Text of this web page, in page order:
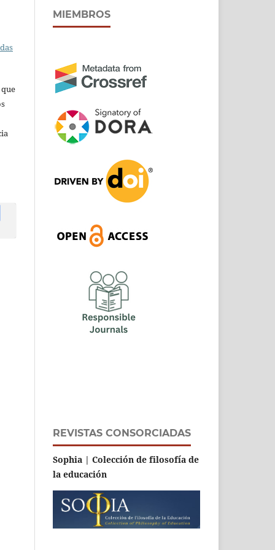
MIEMBROS
REVISTAS CONSORCIADAS
Sophia | Colección de filosofía de
la educación